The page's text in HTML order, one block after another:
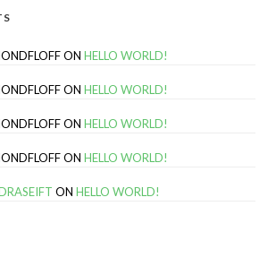
ON HELLO WORLD!
ON HELLO WORLD!
ON HELLO WORLD!
ON HELLO WORLD!
ON HELLO WORLD!